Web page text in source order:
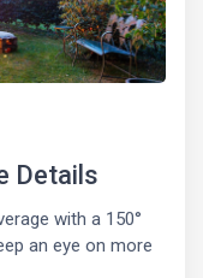
Details
with a 150°
an eye on more